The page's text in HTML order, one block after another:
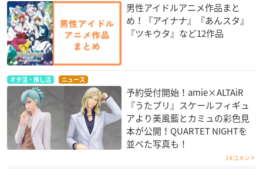
男性アイドルアニメ作品まと
め！『アイナナ』『あんスタ』
『ツキウタ』など12作品
オタ活・推し活 ニュース
予約受付開始！amie×ALTAiR
『うたプリ』スケールフィギュ
アより美風藍とカミュの彩色見
本が公開！QUARTET NIGHT​を
並べた写真も！
14コメント